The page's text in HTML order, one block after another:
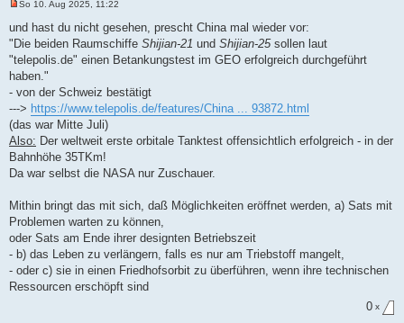
g
e
e
s
n
e
B
e
t
r
So 10. Aug 2025, 11:22
und hast du nicht gesehen, prescht China mal wieder vor:
"Die beiden Raumschiffe Shijian-21 und Shijian-25sollen laut
"telepolis.de" einen Betankungstest im GEO erfolgreich durchgeführt
haben."
- von der Schweiz bestätigt
---> https://www.telepolis.de/features/China ... 93872.html
(das war Mitte Juli)
Also: Der weltweit erste orbitale Tanktest offensichtlich erfolgreich - in der
Bahnhöhe 35TKm!
Da war selbst die NASA nur Zuschauer.
Mithin bringt das mit sich, daß Möglichkeiten eröffnet werden, a) Sats mit
Problemen warten zu können,
oder Sats am Ende ihrer designten Betriebszeit
- b) das Leben zu verlängern, falls es nur am Triebstoff mangelt,
- oder c) sie in einen Friedhofsorbit zu überführen, wenn ihre technischen
Ressourcen erschöpft sind
0 x